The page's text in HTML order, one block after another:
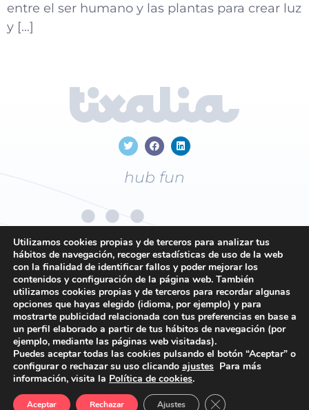
entre el ser humano y las plantas para crear luz
y […]
hub fun
+34 96 169 19 43
Contacto
Política de privacidad
Política de cookies
Condiciones generales
Utilizamos cookies propias y de terceros para analizar tus
hábitos de navegación, recoger estadísticas de uso de la web
con la finalidad de identificar fallos y poder mejorar los
contenidos y configuración de la página web. También
utilizamos cookies propias y de terceros para recordar algunas
opciones que hayas elegido (idioma, por ejemplo) y para
mostrarte publicidad relacionada con tus preferencias en base a
un perfil elaborado a partir de tus hábitos de navegación (por
ejemplo, mediante las páginas web visitadas).
Puedes aceptar todas las cookies pulsando el botón “Aceptar” o
configurar o rechazar su uso clicando ajustes Para más
información, visita la Política de cookies.
Aceptar Rechazar Ajustes Cerrar el banner de